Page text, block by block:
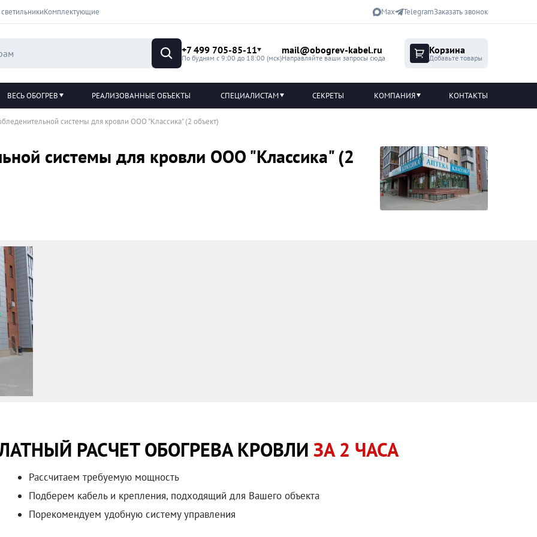
Комплектующие Max TelegramЗаказать звонок
+7 499 705-85-11
По будням с 9:00 до 18:00 (мск)
mail@obogrev-kabel.ru
Направляйте ваши запросы сюда
Корзина
Добавьте товары
ВЕСЬ ОБОГРЕВ РЕАЛИЗОВАННЫЕ ОБЪЕКТЫ СПЕЦИАЛИСТАМ СЕКРЕТЫ КОМПАНИЯ КОНТАКТЫ
системы для кровли ООО "Классика" (2 объект)
системы для кровли ООО "Классика" (2
РАСЧЕТ ОБОГРЕВА КРОВЛИ ЗА 2 ЧАСА
Рассчитаем требуемую мощность
Подберем кабель и крепления, подходящий для Вашего объекта
Порекомендуем удобную систему управления